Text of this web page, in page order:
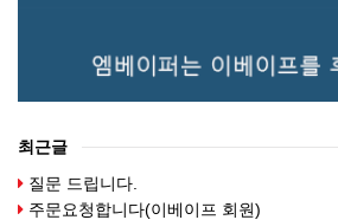
최근글
질문 드립니다.
주문요청합니다(이베이프 회원)